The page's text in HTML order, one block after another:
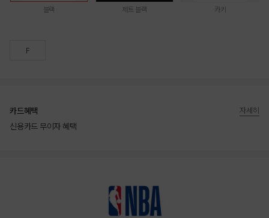
블랙 제트 블랙 카키
F
카드혜택
신용카드 무이자 혜택
자세히